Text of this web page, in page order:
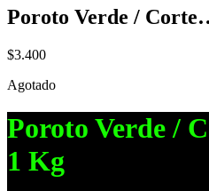
Poroto Verde /
$3.400
Agotado
Poroto Verde /
1 Kg